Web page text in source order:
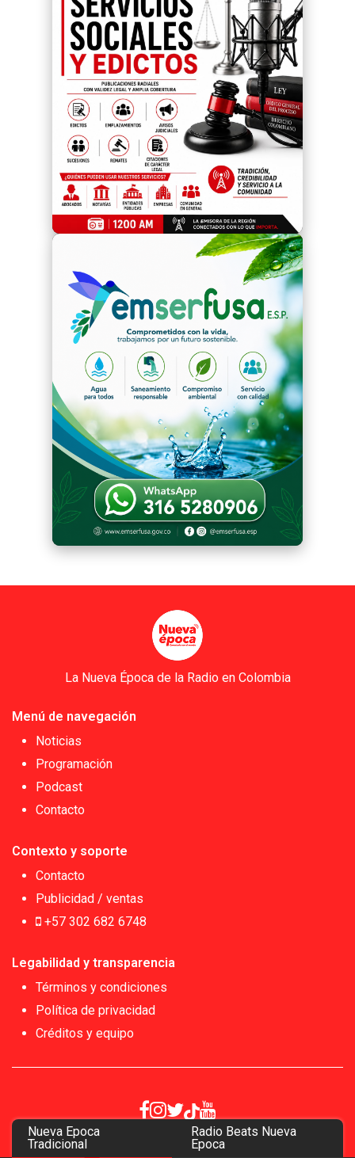
La Nueva Época de la Radio en Colombia
Menú de navegación
Noticias
Programación
Podcast
Contacto
Contexto y soporte
Contacto
Publicidad / ventas
+57 302 682 6748
Legabilidad y transparencia
Términos y condiciones
Política de privacidad
Créditos y equipo
Copyrigth 2026
Nueva Epoca
Tradicional
Radio Beats Nueva
Epoca